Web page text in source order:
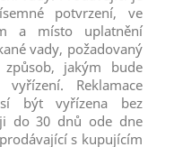
potvrzení, ve
a místo uplatnění
vady, požadovaný
jakým bude
Reklamace
být vyřízena bez
do 30 dnů ode dne
s kupujícím